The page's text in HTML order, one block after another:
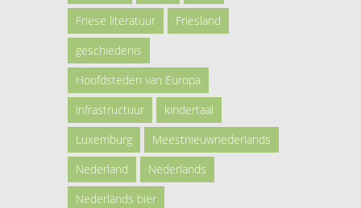
Friese literatuur
Friesland
geschiedenis
Hoofdsteden van Europa
infrastructuur
kindertaal
Luxemburg
Meestnieuwnederlands
Nederland
Nederlands
Nederlands bier